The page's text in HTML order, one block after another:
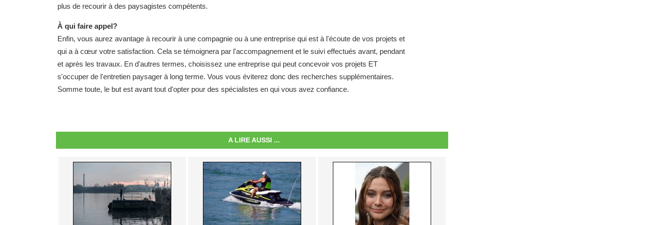
plus de recourir à des paysagistes compétents.
À qui faire appel?
Enfin, vous aurez avantage à recourir à une compagnie ou à une entreprise qui est à l'écoute de vos projets et
qui a à cœur votre satisfaction. Cela se témoignera par l'accompagnement et le suivi effectués avant, pendant
et après les travaux. En d'autres termes, choisissez une entreprise qui peut concevoir vos projets ET
s'occuper de l'entretien paysager à long terme. Vous vous éviterez donc des recherches supplémentaires.
Somme toute, le but est avant tout d'opter pour des spécialistes en qui vous avez confiance.
A LIRE AUSSI ...